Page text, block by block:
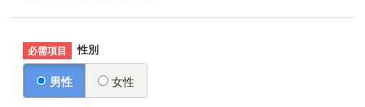
性別
男性 女性